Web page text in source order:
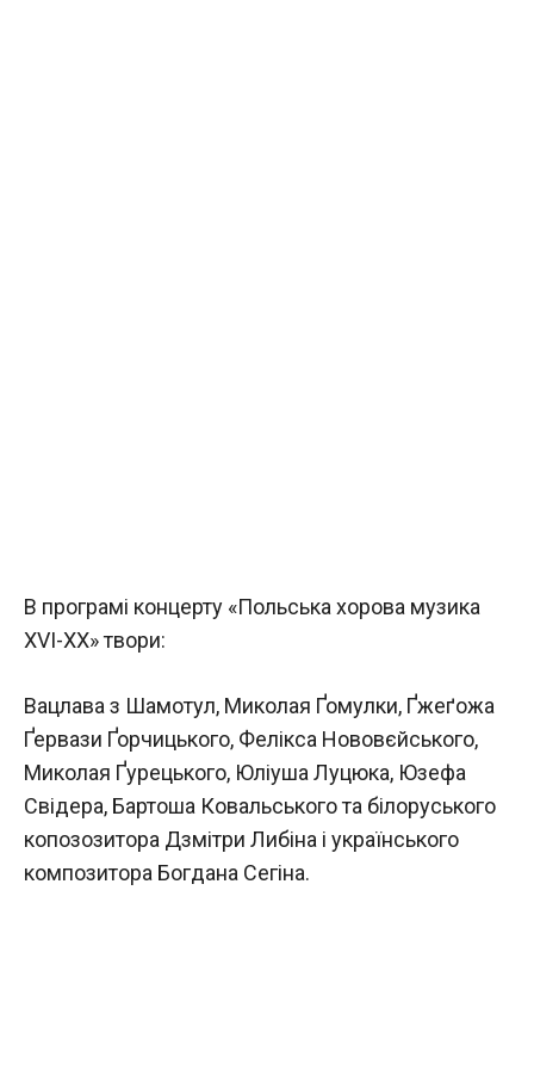
В програмі концерту «Польська хорова музика
XVI-XX» твори:
Вацлава з Шамотул, Миколая Ґомулки, Ґжеґожа
Ґервази Ґорчицького, Фелікса Нововєйського,
Миколая Ґурецького, Юліуша Луцюка, Юзефа
Свідера, Бартоша Ковальського та білоруського
копозозитора Дзмітри Либіна і українського
композитора Богдана Сегіна.